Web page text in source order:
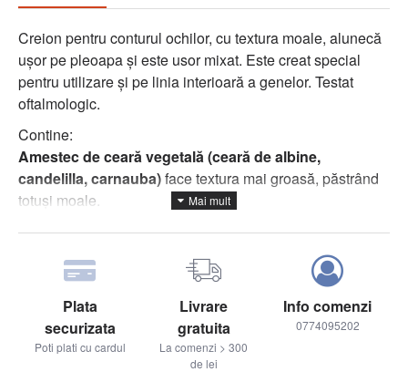
Plata
securizata
Poti plati cu cardul
Livrare
gratuita
La comenzi > 300
de lei
Info comenzi
0774095202
Creion pentru conturul ochilor, cu textura moale, alunecă
ușor pe pleoapa și este usor mixat. Este creat special
pentru utilizare și pe linia interioară a genelor. Testat
oftalmologic.
Contine:
Amestec de ceară vegetală (ceară de albine,
candelilla, carnauba)face textura mai groasă, păstrând
totuși moale.
distribuirea produsului pe piele la aplicare.
Mod de utilizare:
Aplicati pe genele interioare și/sau exterioare. Amestecați
culoarea cu pensula eyebuki pentru a obține un rezultat